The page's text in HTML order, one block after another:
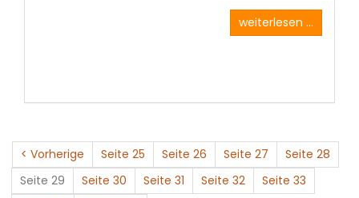
weiterlesen ...
< Vorherige Seite 25 Seite 26 Seite 27
Seite 28
Seite 29
Seite 30 Seite 31 Seite 32
Seite 33